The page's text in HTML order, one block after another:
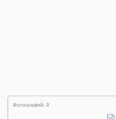
Фотографий: 3